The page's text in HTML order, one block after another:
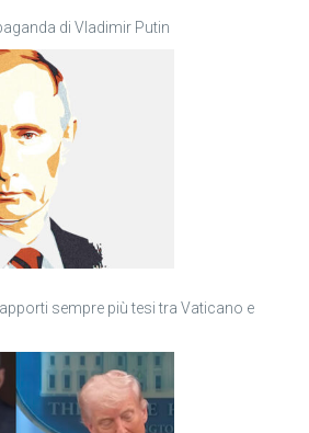
di Vladimir Putin
sempre più tesi tra Vaticano e